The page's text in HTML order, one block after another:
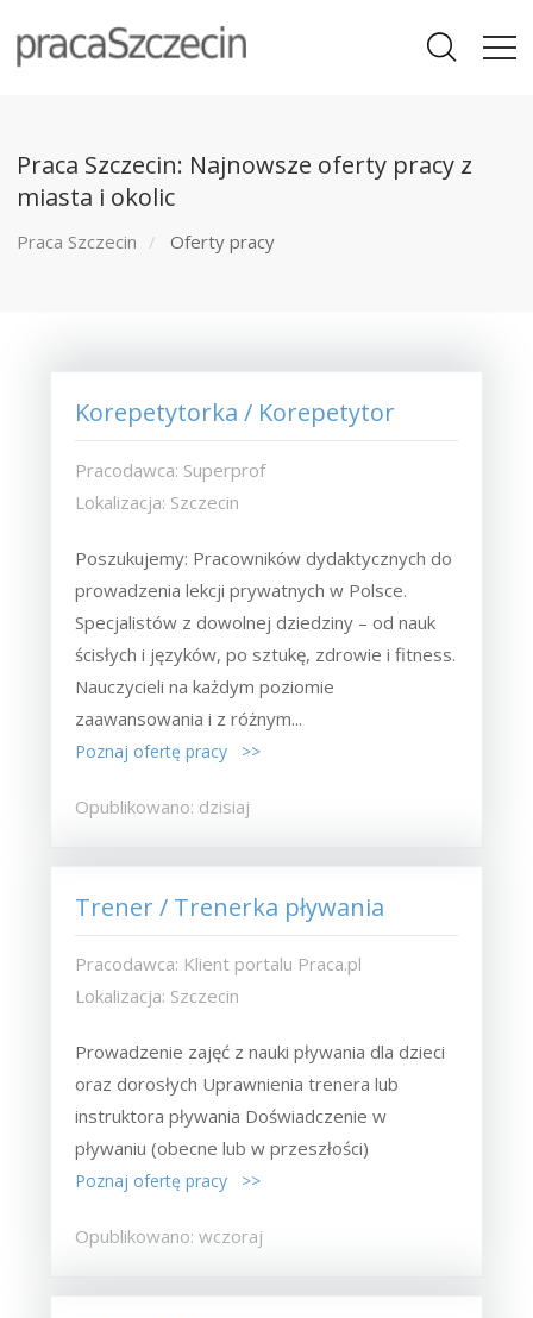
Praca Szczecin: Najnowsze oferty pracy z
miasta i okolic
Praca Szczecin Oferty pracy
Korepetytorka / Korepetytor
Pracodawca: Superprof
Lokalizacja: Szczecin
Poszukujemy: Pracowników dydaktycznych do
prowadzenia lekcji prywatnych w Polsce.
Specjalistów z dowolnej dziedziny – od nauk
ścisłych i języków, po sztukę, zdrowie i fitness.
Nauczycieli na każdym poziomie
zaawansowania i z różnym...
Poznaj ofertę pracy >>
Opublikowano: dzisiaj
Trener / Trenerka pływania
Pracodawca: Klient portalu Praca.pl
Lokalizacja: Szczecin
Prowadzenie zajęć z nauki pływania dla dzieci
oraz dorosłych Uprawnienia trenera lub
instruktora pływania Doświadczenie w
pływaniu (obecne lub w przeszłości)
Poznaj ofertę pracy >>
Opublikowano: wczoraj